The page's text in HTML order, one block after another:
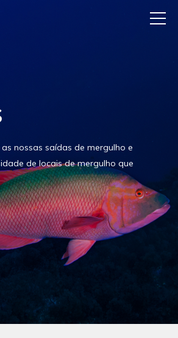
nossas saídas de mergulho e
de locais de mergulho que